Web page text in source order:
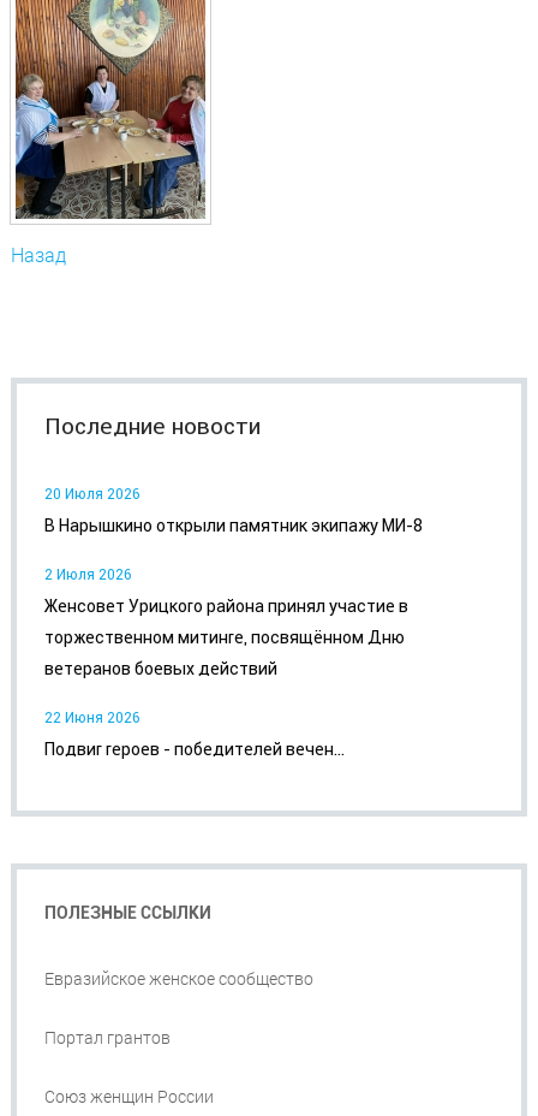
Назад
Последние новости
20 Июля 2026
В Нарышкино открыли памятник экипажу МИ-8
2 Июля 2026
Женсовет Урицкого района принял участие в
торжественном митинге, посвящённом Дню
ветеранов боевых действий
22 Июня 2026
Подвиг героев - победителей вечен...
ПОЛЕЗНЫЕ ССЫЛКИ
Евразийское женское сообщество
Портал грантов
Союз женщин России